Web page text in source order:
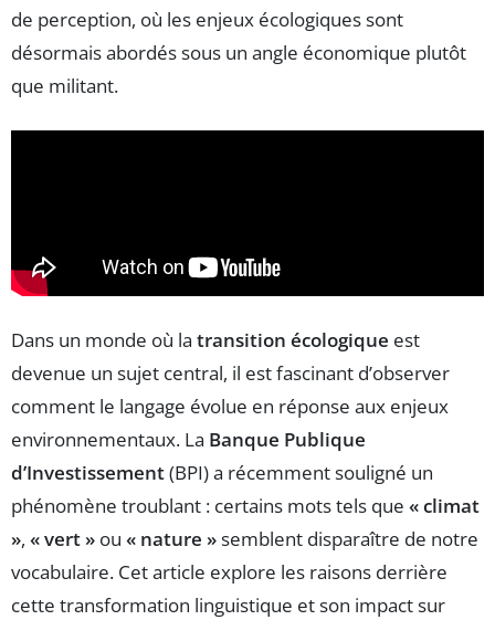
de perception, où les enjeux écologiques sont
désormais abordés sous un angle économique plutôt
que militant.
Dans un monde où la transition écologique est
devenue un sujet central, il est fascinant d’observer
comment le langage évolue en réponse aux enjeux
environnementaux. La Banque Publique
d’Investissement(BPI) a récemment souligné un
phénomène troublant : certains mots tels que « climat
», « vert » ou « nature »semblent disparaître de notre
vocabulaire. Cet article explore les raisons derrière
cette transformation linguistique et son impact sur